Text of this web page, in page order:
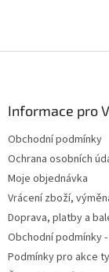
Informace pro
Obchodní podmínky
Ochrana osobních
Moje objednávka
Vrácení zboží,
Doprava, platby a
Obchodní podmínky -
Podmínky pro akce